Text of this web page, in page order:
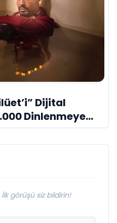
Dijital
Dinlenmeye
görüşü siz bildirin!